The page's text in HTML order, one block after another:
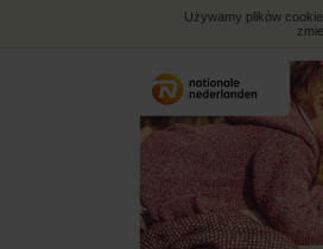
Używamy plików